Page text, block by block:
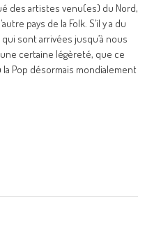
des artistes venu(es) du Nord,
pays de la Folk. S’il y a du
sont arrivées jusqu’à nous
certaine légèreté, que ce
Pop désormais mondialement